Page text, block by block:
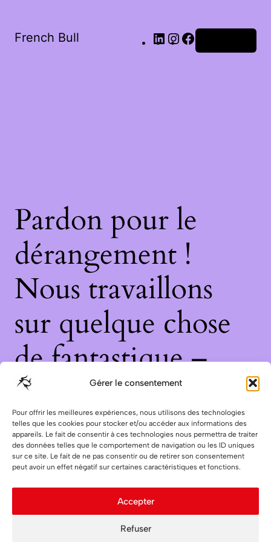
Gérer le consentement
Pour offrir les meilleures expériences, nous utilisons des technologies
telles que les cookies pour stocker et/ou accéder aux informations des
appareils. Le fait de consentir à ces technologies nous permettra de traiter
des données telles que le comportement de navigation ou les ID uniques
sur ce site. Le fait de ne pas consentir ou de retirer son consentement
peut avoir un effet négatif sur certaines caractéristiques et fonctions.
Accepter
Refuser
French Bull
Pardon pour le
dérangement !
Nous travaillons
sur quelque chose
de fantastique –
revenez bientôt !